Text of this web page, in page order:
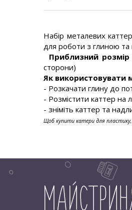
Набір металевих
для роботи з глиною та
Приблизний
сторони)
Як використовувати
- Розкачати глину до
- Розмістити каттер на
- зніміть каттер та
Щоб купити катери для